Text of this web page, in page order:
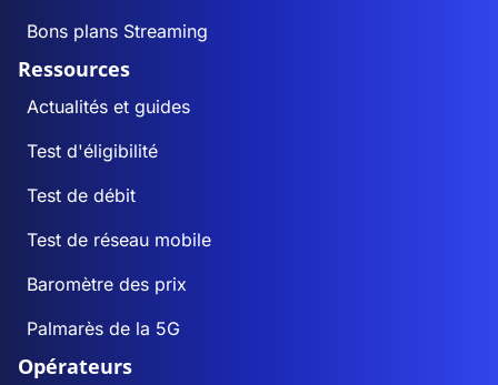
Bons plans Streaming
Ressources
Actualités et guides
Test d'éligibilité
Test de débit
Test de réseau mobile
Baromètre des prix
Palmarès de la 5G
Opérateurs